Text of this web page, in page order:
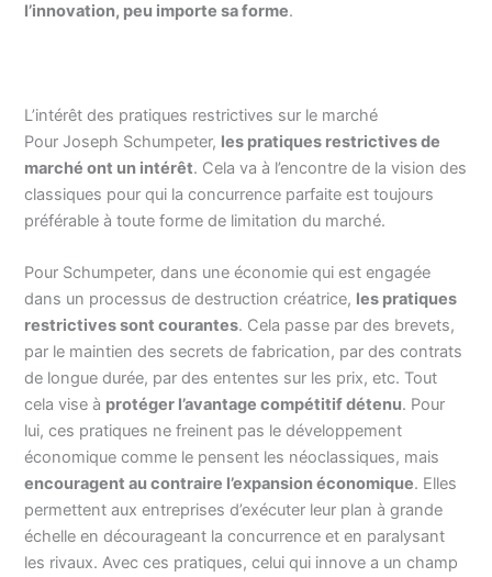
l’innovation, peu importe sa forme.
L’intérêt des pratiques restrictives sur le marché
Pour Joseph Schumpeter, les pratiques restrictives de
marché ont un intérêt. Cela va à l’encontre de la vision des
classiques pour qui la concurrence parfaite est toujours
préférable à toute forme de limitation du marché.
Pour Schumpeter, dans une économie qui est engagée
dans un processus de destruction créatrice, les pratiques
restrictives sont courantes. Cela passe par des brevets,
par le maintien des secrets de fabrication, par des contrats
de longue durée, par des ententes sur les prix, etc. Tout
cela vise à protéger l’avantage compétitif détenu. Pour
lui, ces pratiques ne freinent pas le développement
économique comme le pensent les néoclassiques, mais
encouragent au contraire l’expansion économique. Elles
permettent aux entreprises d’exécuter leur plan à grande
échelle en décourageant la concurrence et en paralysant
les rivaux. Avec ces pratiques, celui qui innove a un champ